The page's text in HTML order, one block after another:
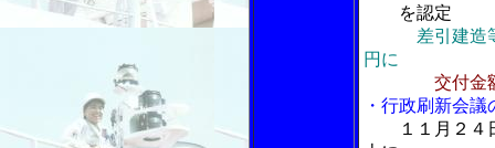
を認定
差引建造
円に
交付金
・行政刷新会
１１月２